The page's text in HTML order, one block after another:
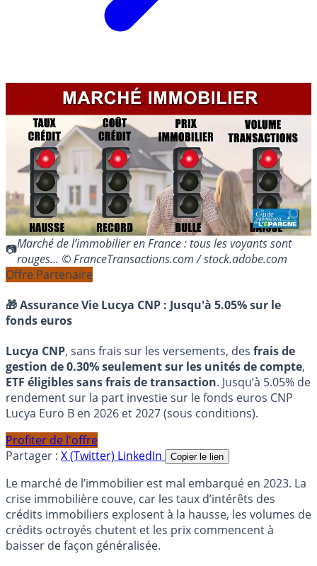
Marché de l’immobilier en France : tous les voyants sont
rouges... © FranceTransactions.com / stock.adobe.com
Offre Partenaire
🎁 Assurance Vie Lucya CNP : Jusqu'à 5.05% sur le
fonds euros
Lucya CNP, sans frais sur les versements, des frais de
gestion de 0.30% seulement sur les unités de compte,
ETF éligibles sans frais de transaction. Jusqu’à 5.05% de
rendement sur la part investie sur le fonds euros CNP
Lucya Euro B en 2026 et 2027 (sous conditions).
Profiter de l'offre
Partager : X (Twitter) LinkedIn Copier le lien
Le marché de l’immobilier est mal embarqué en 2023. La
crise immobilière couve, car les taux d’intérêts des
crédits immobiliers explosent à la hausse, les volumes de
crédits octroyés chutent et les prix commencent à
baisser de façon généralisée.